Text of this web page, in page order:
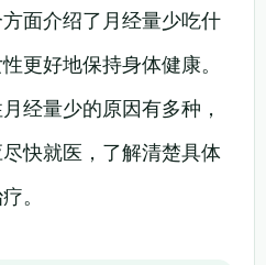
面介绍了月经量少吃什
更好地保持身体健康。
经量少的原因有多种，
快就医，了解清楚具体
。